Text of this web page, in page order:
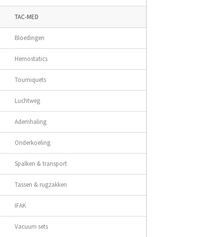
TAC-MED
Bloedingen
Hemostatics
Tourniquets
Luchtweg
Ademhaling
Onderkoeling
Spalken & transport
Tassen & rugzakken
IFAK
Vacuum sets